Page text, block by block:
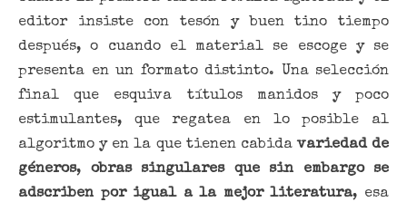
editor insiste con tesón y buen tino tiempo
después, o cuando el material se escoge y se
presenta en un formato distinto. Una selección
final que esquiva títulos manidos y poco
estimulantes, que regatea en lo posible al
algoritmo y en la que tienen cabidavariedad de
géneros, obras singulares que sin embargo se
adscriben por igual a la mejor literatura, esa